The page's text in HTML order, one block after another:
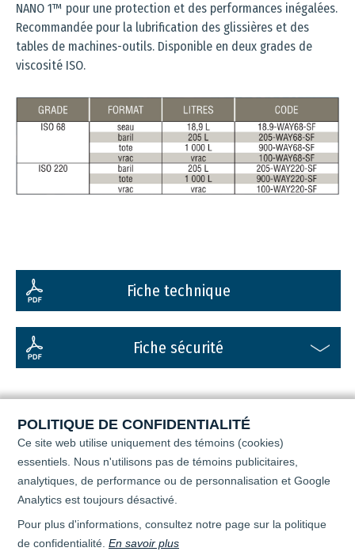
NANO 1™ pour une protection et des performances inégalées.
Recommandée pour la lubrification des glissières et des
tables de machines-outils. Disponible en deux grades de
viscosité ISO.
Fiche technique
Fiche sécurité
POLITIQUE DE CONFIDENTIALITÉ
Ce site web utilise uniquement des témoins (cookies)
essentiels. Nous n'utilisons pas de témoins publicitaires,
analytiques, de performance ou de personnalisation et Google
Analytics est toujours désactivé.
Pour plus d'informations, consultez notre page sur la politique
de confidentialité. En savoir plus